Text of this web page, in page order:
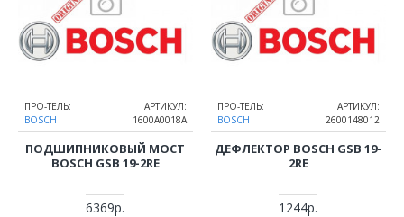
ПРО-ТЕЛЬ:
BOSCH
АРТИКУЛ:
1600A0018A
ПОДШИПНИКОВЫЙ МОСТ
BOSCH GSB 19-2RE
6369р.
ПРО-ТЕЛЬ:
BOSCH
АРТИКУЛ:
2600148012
ДЕФЛЕКТОР BOSCH GSB 19-
2RE
1244р.